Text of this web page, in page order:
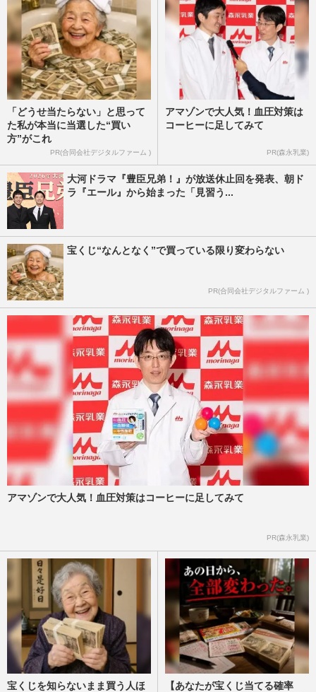
週刊女性PRIME 2026/8/3
「どうせ当たらない」と思って
た私が本当に当選した“買い
方”がこれ
PR(合同会社デジタルファーム )
アマゾンで大人気！血圧対策は
コーヒーに足してみて
PR(森永乳業)
大河ドラマ『豊臣兄弟！』が放送休止回を発表、朝ド
ラ『エール』から始まった「見習う...
宝くじ“なんとなく”で買っている限り変わらない
PR(合同会社デジタルファーム )
アマゾンで大人気！血圧対策はコーヒーに足してみて
PR(森永乳業)
宝くじを知らないまま買う人ほ
【あなたが宝くじ当てる確率